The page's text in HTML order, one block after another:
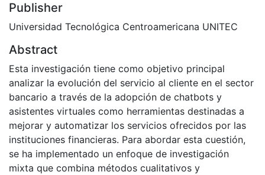
Publisher
Universidad Tecnológica Centroamericana UNITEC
Abstract
Esta investigación tiene como objetivo principal
analizar la evolución del servicio al cliente en el sector
bancario a través de la adopción de chatbots y
asistentes virtuales como herramientas destinadas a
mejorar y automatizar los servicios ofrecidos por las
instituciones financieras. Para abordar esta cuestión,
se ha implementado un enfoque de investigación
mixta que combina métodos cualitativos y